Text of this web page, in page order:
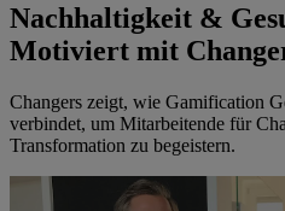
Nachhaltigkeit &
Motiviert mit
Changers zeigt, wie Gamification
verbindet, um Mitarbeitende für
Transformation zu begeistern.